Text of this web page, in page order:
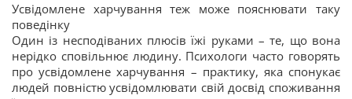
Усвідомлене харчування теж може пояснювати таку
поведінку
Один із несподіваних плюсів їжі руками – те, що вона
нерідко сповільнює людину. Психологи часто говорять
про усвідомлене харчування – практику, яка спонукає
людей повністю усвідомлювати свій досвід споживання